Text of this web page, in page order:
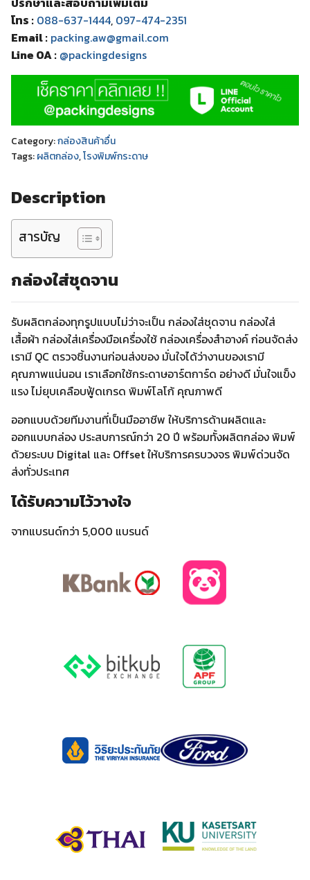
โทร : 088-637-1444, 097-474-2351
Email : packing.aw@gmail.com
Line OA : @packingdesigns
Category:กล่องสินค้าอื่น
Tags:ผลิตกล่อง,โรงพิมพ์กระดาษ
Description
สารบัญ
กล่องใส่ชุดจาน
รับผลิตกล่องทุกรูปแบบไม่ว่าจะเป็น กล่องใส่ชุดจาน กล่องใส่
เสื้อผ้า กล่องใส่เครื่องมือเครื่องใช้ กล่องเครื่องสำอางค์ ก่อนจัดส่ง
เรามี QC ตรวจชิ้นงานก่อนส่งของ มั่นใจได้ว่างานของเรามี
คุณภาพแน่นอน เราเลือกใช้กระดาษอาร์ตการ์ด อย่างดี มั่นใจแข็ง
แรง ไม่ยุบเคลือบฟู้ดเกรด พิมพ์โลโก้ คุณภาพดี
ออกแบบด้วยทีมงานที่เป็นมืออาชีพ ให้บริการด้านผลิตและ
ออกแบบกล่อง ประสบการณ์กว่า 20 ปี พร้อมทั้งผลิตกล่อง พิมพ์
ด้วยระบบ Digital และ Offset ให้บริการครบวงจร พิมพ์ด่วนจัด
ส่งทั่วประเทศ
ได้รับความไว้วางใจ
จากแบรนด์กว่า 5,000 แบรนด์